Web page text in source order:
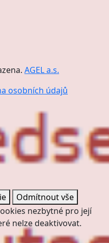
AGEL a.s.
osobních údajů
Odmítnout vše
nezbytné pro její
nelze deaktivovat.